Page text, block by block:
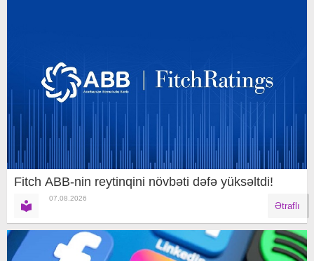
Fitch ABB-nin reytinqini növbəti dəfə yüksəltdi!
07.08.2026
Ətraflı